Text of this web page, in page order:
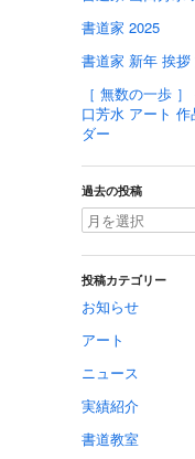
書道家 2025
書道家 新年 挨
［ 無数の一歩
口芳水 アート
ダー
過去の投稿
投稿カテゴリー
お知らせ
アート
ニュース
実績紹介
書道教室